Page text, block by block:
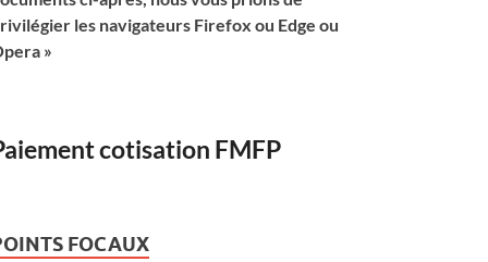
les navigateurs Firefox ou Edge ou
»
cotisation FMFP
FOCAUX